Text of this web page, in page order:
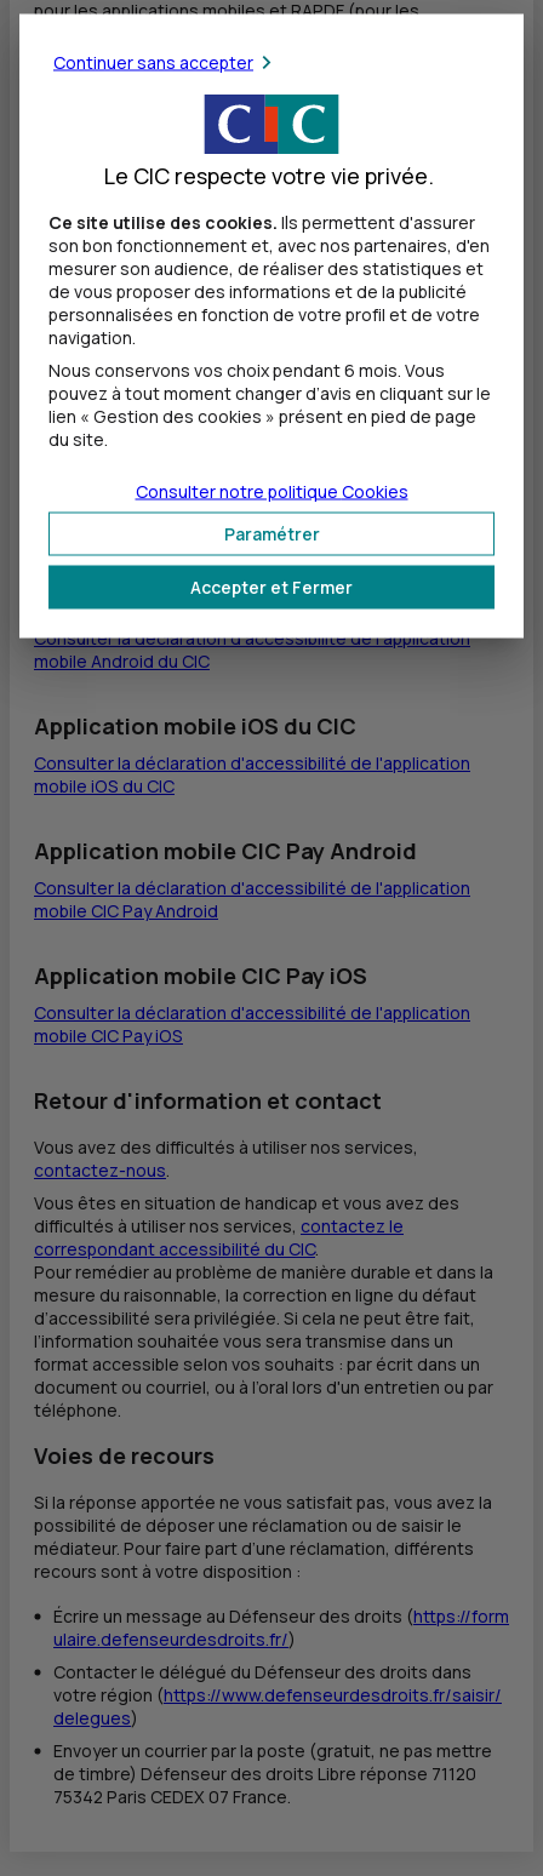
pour les applications mobiles et RAPDF(pour les
ces référentiels car ils sont les seuls à l'heure actuelle à
couvrir l’intégralité de la norme européenne.
Les preuves d'audits sont consignées dans un référentiel
interne et les résultats d'audit de chaque service sont
publiés sur chaque site hébergeant ces services.
Les détails de notre organisation et de nos processus
dédiés à l'accessibilité de nos sites internet, de nos
applications mobiles, et de nos services numériques sont
consignés dans notrepolitique d'accessibilité.
Déclaration d'accessibilité
Un audit d'accessibilité permet d'établir un niveau de
conformité par rapport à un référentiel.
La déclaration d'accessibilité décrit les conditions du
contrôle et ses résultats.
Consulter la déclaration d'accessibilité du site internet
Application mobile Android du CIC
Consulter la déclaration d'accessibilité de l'application
mobile Android du CIC
Application mobile iOS du CIC
Consulter la déclaration d'accessibilité de l'application
mobile iOS du CIC
Application mobile CIC Pay Android
Consulter la déclaration d'accessibilité de l'application
mobile CIC Pay Android
Application mobile CIC Pay iOS
Consulter la déclaration d'accessibilité de l'application
mobile CIC Pay iOS
Retour d'information et contact
Vous avez des difficultés à utiliser nos services,
contactez-nous.
Vous êtes en situation de handicap et vous avez des
difficultés à utiliser nos services, contactez le
correspondant accessibilité du CIC.
Pour remédier au problème de manière durable et dans la
mesure du raisonnable, la correction en ligne du défaut
d’accessibilité sera privilégiée. Si cela ne peut être fait,
l’information souhaitée vous sera transmise dans un
format accessible selon vos souhaits : par écrit dans un
document ou courriel, ou à l’oral lors d'un entretien ou par
téléphone.
Voies de recours
Si la réponse apportée ne vous satisfait pas, vous avez la
possibilité de déposer une réclamation ou de saisir le
médiateur. Pour faire part d’une réclamation, différents
recours sont à votre disposition :
Écrire un message au Défenseur des droits (https://form
ulaire.defenseurdesdroits.fr/)
Contacter le délégué du Défenseur des droits dans
votre région (https://www.defenseurdesdroits.fr/saisir/
delegues)
Envoyer un courrier par la poste (gratuit, ne pas mettre
de timbre) Défenseur des droits Libre réponse 71120
75342 Paris CEDEX 07 France.
Continuer sans accepter
Le CIC respecte votre vie privée.
Ce site utilise des cookies. Ils permettent d'assurer
son bon fonctionnement et, avec nos partenaires, d'en
mesurer son audience, de réaliser des statistiques et
de vous proposer des informations et de la publicité
personnalisées en fonction de votre profil et de votre
navigation.
Nous conservons vos choix pendant 6 mois. Vous
pouvez à tout moment changer d’avis en cliquant sur le
lien « Gestion des cookies » présent en pied de page
du site.
Accepter et Fermer
Paramétrer
Consulter notre politique Cookies